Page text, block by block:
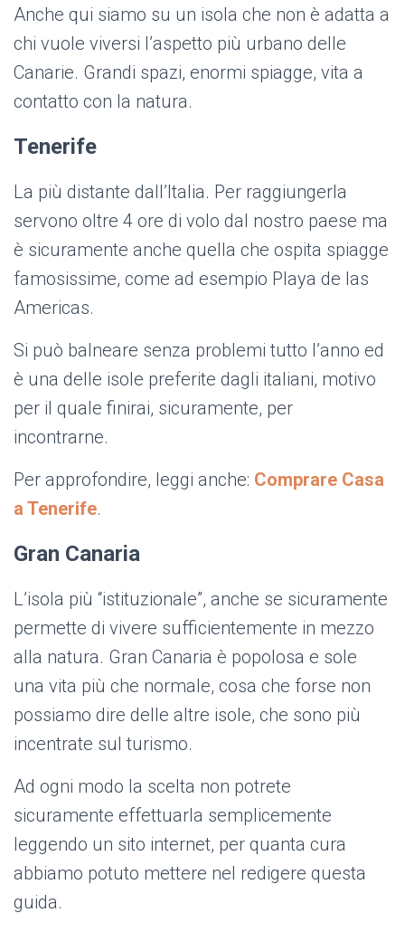
Anche qui siamo su un isola che non è adatta a
chi vuole viversi l’aspetto più urbano delle
Canarie. Grandi spazi, enormi spiagge, vita a
contatto con la natura.
Tenerife
La più distante dall’Italia. Per raggiungerla
servono oltre 4 ore di volo dal nostro paese ma
è sicuramente anche quella che ospita spiagge
famosissime, come ad esempio Playa de las
Americas.
Si può balneare senza problemi tutto l’anno ed
è una delle isole preferite dagli italiani, motivo
per il quale finirai, sicuramente, per
incontrarne.
Per approfondire, leggi anche: Comprare Casa
a Tenerife.
Gran Canaria
L’isola più “istituzionale”, anche se sicuramente
permette di vivere sufficientemente in mezzo
alla natura. Gran Canaria è popolosa e sole
una vita più che normale, cosa che forse non
possiamo dire delle altre isole, che sono più
incentrate sul turismo.
Ad ogni modo la scelta non potrete
sicuramente effettuarla semplicemente
leggendo un sito internet, per quanta cura
abbiamo potuto mettere nel redigere questa
guida.